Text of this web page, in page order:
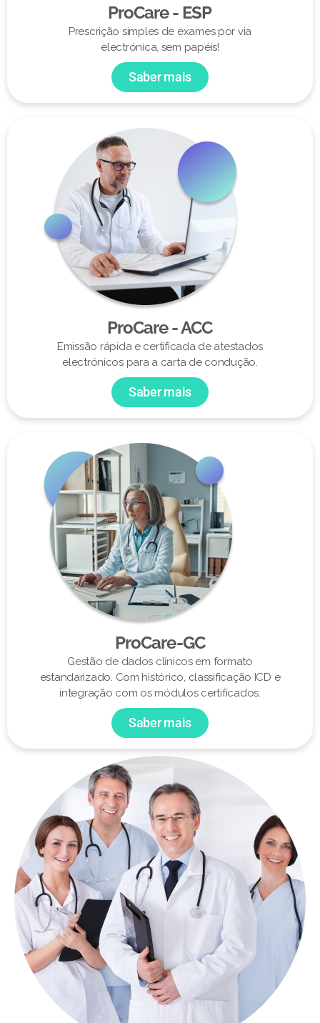
ProCare - ESP
Prescrição simples de exames por via
electrónica, sem papéis!
Saber mais
ProCare - ACC
Emissão rápida e certificada de atestados
electrónicos para a carta de condução.
Saber mais
ProCare-GC
Gestão de dados clínicos em formato
estandarizado. Com histórico, classificação ICD e
integração com os módulos certificados.
Saber mais